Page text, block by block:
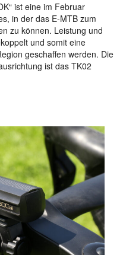
ist eine im Februar
in der das E-MTB zum
zu können. Leistung und
und somit eine
geschaffen werden. Die
ist das TK02